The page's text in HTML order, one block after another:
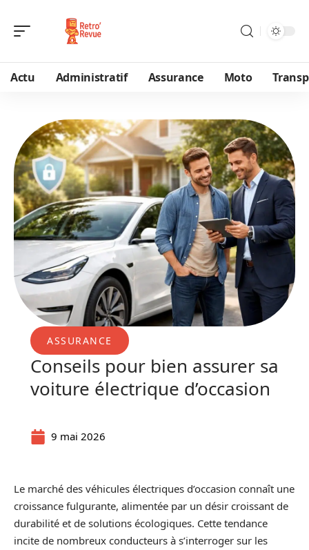
Actu Administratif Assurance Moto
ASSURANCE
Conseils pour bien assurer sa
voiture électrique d’occasion
9 mai 2026
Le marché des véhicules électriques d’occasion connaît une
croissance fulgurante, alimentée par un désir croissant de
durabilité et de solutions écologiques. Cette tendance
incite de nombreux conducteurs à s’interroger sur les